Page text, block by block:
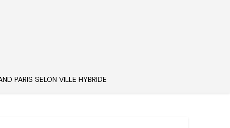
PARIS SELON VILLE HYBRIDE